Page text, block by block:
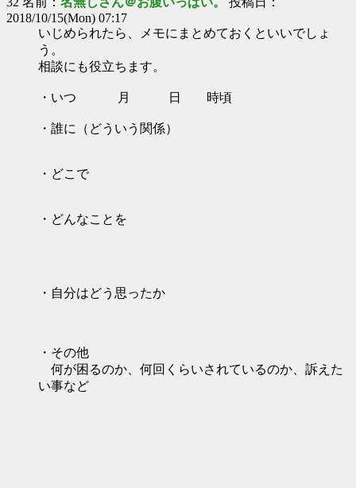
2018/10/15(Mon) 07:17
いじめられたら、メモにまとめておくといいでしょ
う。
相談にも役立ちます。
・いつ 月 日 時頃
・誰に（どういう関係）
・どこで
・どんなことを
・自分はどう思ったか
・その他
何が困るのか、何回くらいされているのか、訴えた
い事など